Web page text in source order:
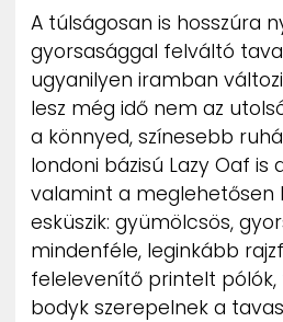
PR-ARCHÍVUM
A túlságosan is hosszúra
gyorsasággal felváltó
ugyanilyen iramban
lesz még idő nem az
a könnyed, színesebb
londoni bázisú Lazy Oaf is
valamint a meglehetősen
esküszik: gyümölcsös,
mindenféle, leginkább
felelevenítő printelt
bodyk szerepelnek a